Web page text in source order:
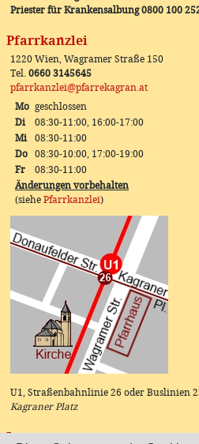
Priester für Krankensalbung 0800 100
Pfarrkanzlei
1220 Wien, Wagramer Straße 150
Tel. 0660 3145645
pfarrkanzlei@pfarrekagran.at
Mo geschlossen
Di
08:30-11:00, 16:00-17:00
Mi
08:30-11:00
Do
08:30-10:00, 17:00-19:00
Fr
08:30-11:00
Änderungen vorbehalten
(siehe Pfarrkanzlei)
U1, Straßenbahnlinie 26 oder Buslinien
Kagraner Platz
Instagram